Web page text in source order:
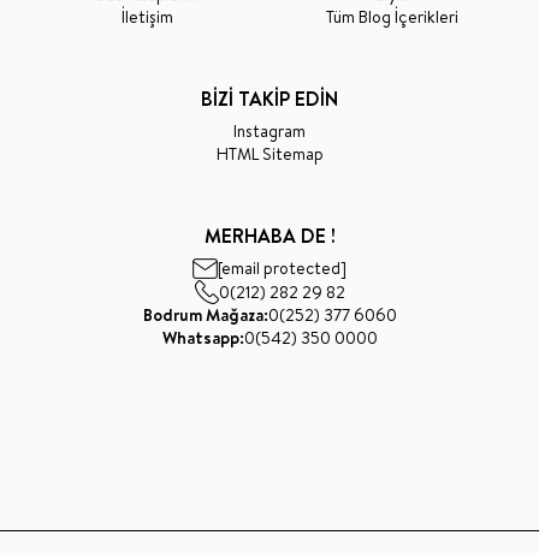
İletişim
Tüm Blog İçerikleri
BİZİ TAKİP EDİN
Instagram
HTML Sitemap
MERHABA DE !
[email protected]
0(212) 282 29 82
Bodrum Mağaza:0(252) 377 6060
Whatsapp:0(542) 350 0000